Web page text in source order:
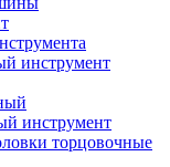
инструмент
инструмент
торцовочные